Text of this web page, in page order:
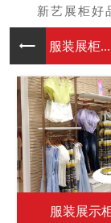
服装展柜...
服装展示